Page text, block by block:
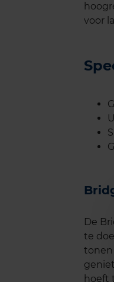
voor
De
te
tonen
hoeft